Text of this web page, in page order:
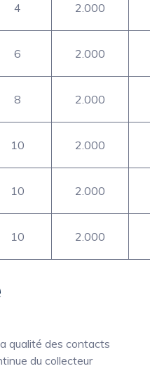
4 2.000
6 2.000
8 2.000
10 2.000
10 2.000
10 2.000
qualité des contacts
du collecteur